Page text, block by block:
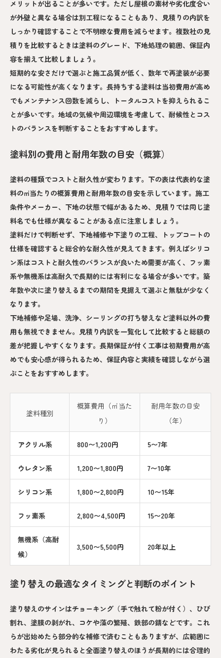
メリットが出ることが多いです。ただし屋根の素材や劣化度合い
が外壁と異なる場合は別工程になることもあり、見積りの内訳を
しっかり確認することで不明瞭な費用を減らせます。複数社の見
積りを比較するときは塗料のグレード、下地処理の範囲、保証内
容を揃えて比較しましょう。
短期的な安さだけで選ぶと施工品質が低く、数年で再塗装が必要
になる可能性が高くなります。長持ちする塗料は当初費用が高め
でもメンテナンス回数を減らし、トータルコストを抑えられるこ
とが多いです。地域の気候や周辺環境を考慮して、耐候性とコス
トのバランスを判断することをおすすめします。
塗料別の費用と耐用年数の目安（概算）
塗料の種類でコストと耐久性が変わります。下の表は代表的な塗
料の㎡当たりの概算費用と耐用年数の目安を示しています。施工
条件やメーカー、下地の状態で幅があるため、見積りでは同じ塗
料名でも仕様が異なることがある点に注意しましょう。
塗料だけで判断せず、下地補修や下塗りの工程、トップコートの
仕様を確認すると総合的な耐久性が見えてきます。例えばシリコ
ン系はコストと耐久性のバランスが良いため需要が高く、フッ素
系や無機系は高耐久で長期的には有利になる場合が多いです。築
年数や次に塗り替えるまでの期間を見据えて選ぶと無駄が少なく
なります。
下地補修や足場、洗浄、シーリングの打ち替えなど塗料以外の費
用も無視できません。見積り内訳を一覧化して比較すると総額の
差が把握しやすくなります。長期保証が付く工事は初期費用が高
めでも安心感が得られるため、保証内容と実績を確認しながら選
ぶことをおすすめします。
塗料種別
概算費用（㎡当た
り）
耐用年数の目安
（年）
アクリル系 800〜1,200円 5〜7年
ウレタン系 1,200〜1,800円 7〜10年
シリコン系 1,800〜2,800円 10〜15年
フッ素系 2,800〜4,500円 15〜20年
無機系（高耐
候）
3,500〜5,500円 20年以上
塗り替えの最適なタイミングと判断のポイント
塗り替えのサインはチョーキング（手で触れて粉が付く）、ひび
割れ、塗膜の剥がれ、コケや藻の繁殖、鉄部の錆などです。これ
らが出始めたら部分的な補修で済むこともありますが、広範囲に
わたる劣化が見られると全面塗り替えのほうが長期的には合理的